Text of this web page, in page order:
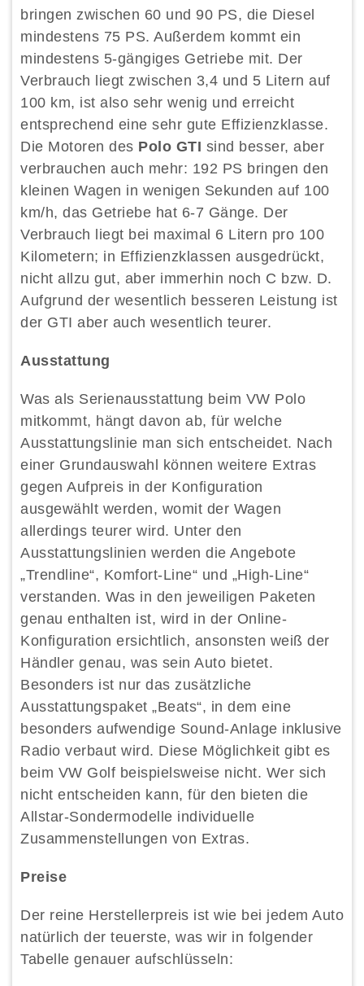
bringen zwischen 60 und 90 PS, die Diesel
mindestens 75 PS. Außerdem kommt ein
mindestens 5-gängiges Getriebe mit. Der
Verbrauch liegt zwischen 3,4 und 5 Litern auf
100 km, ist also sehr wenig und erreicht
entsprechend eine sehr gute Effizienzklasse.
Die Motoren des Polo GTI sind besser, aber
verbrauchen auch mehr: 192 PS bringen den
kleinen Wagen in wenigen Sekunden auf 100
km/h, das Getriebe hat 6-7 Gänge. Der
Verbrauch liegt bei maximal 6 Litern pro 100
Kilometern; in Effizienzklassen ausgedrückt,
nicht allzu gut, aber immerhin noch C bzw. D.
Aufgrund der wesentlich besseren Leistung ist
der GTI aber auch wesentlich teurer.
Ausstattung
Was als Serienausstattung beim VW Polo
mitkommt, hängt davon ab, für welche
Ausstattungslinie man sich entscheidet. Nach
einer Grundauswahl können weitere Extras
gegen Aufpreis in der Konfiguration
ausgewählt werden, womit der Wagen
allerdings teurer wird. Unter den
Ausstattungslinien werden die Angebote
„Trendline“, Komfort-Line“ und „High-Line“
verstanden. Was in den jeweiligen Paketen
genau enthalten ist, wird in der Online-
Konfiguration ersichtlich, ansonsten weiß der
Händler genau, was sein Auto bietet.
Besonders ist nur das zusätzliche
Ausstattungspaket „Beats“, in dem eine
besonders aufwendige Sound-Anlage inklusive
Radio verbaut wird. Diese Möglichkeit gibt es
beim VW Golf beispielsweise nicht. Wer sich
nicht entscheiden kann, für den bieten die
Allstar-Sondermodelle individuelle
Zusammenstellungen von Extras.
Preise
Der reine Herstellerpreis ist wie bei jedem Auto
natürlich der teuerste, was wir in folgender
Tabelle genauer aufschlüsseln: